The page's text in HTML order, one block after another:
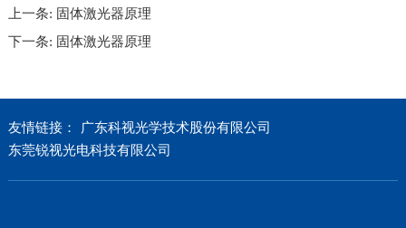
上一条: 固体激光器原理
下一条: 固体激光器原理
友情链接：
广东科视光学技术股份有限公司
东莞锐视光电科技有限公司